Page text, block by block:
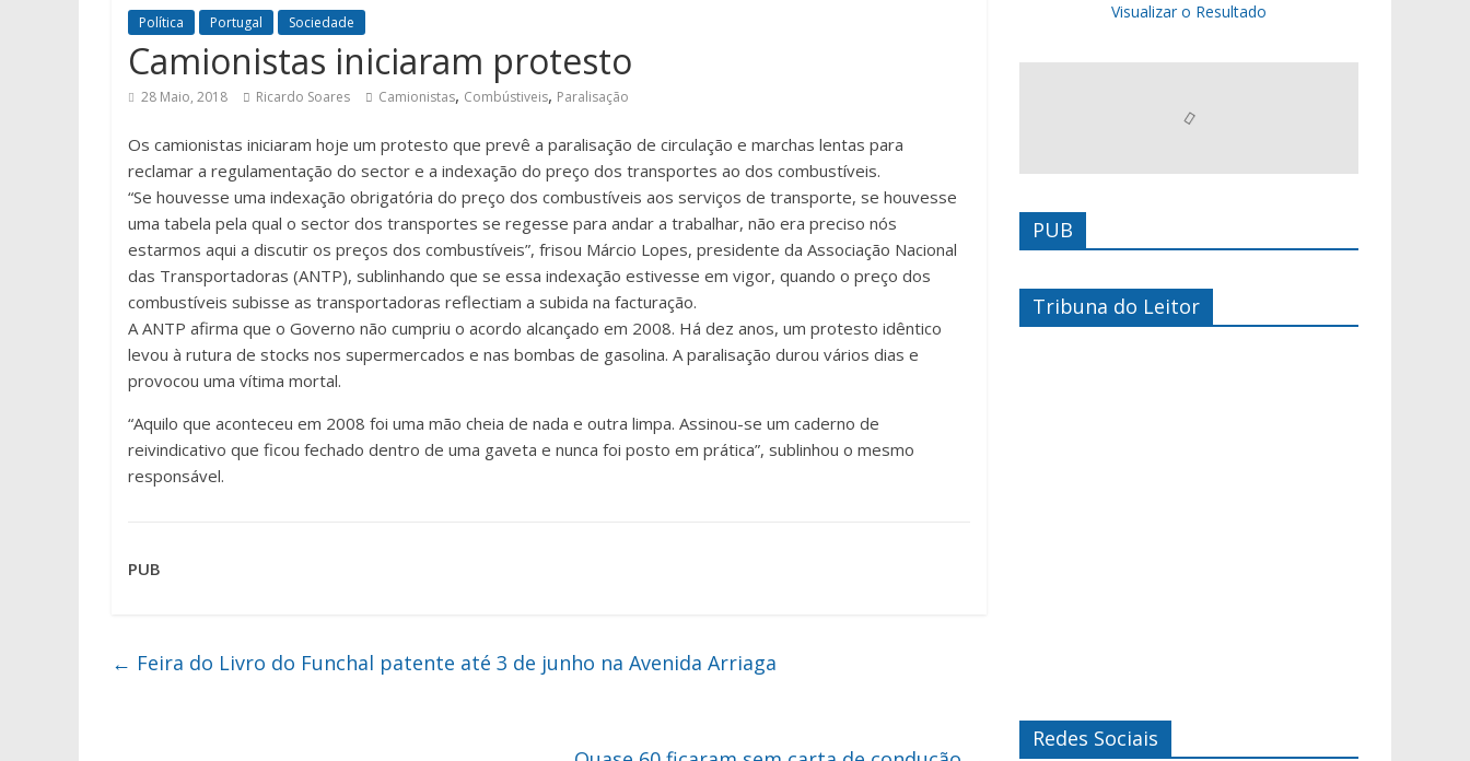
Política Portugal Sociedade
Camionistas iniciaram protesto
28 Maio, 2018 Ricardo Soares Camionistas, Combústiveis, Paralisação
Os camionistas iniciaram hoje um protesto que prevê a paralisação de circulação e marchas lentas para
reclamar a regulamentação do sector e a indexação do preço dos transportes ao dos combustíveis.
“Se houvesse uma indexação obrigatória do preço dos combustíveis aos serviços de transporte, se houvesse
uma tabela pela qual o sector dos transportes se regesse para andar a trabalhar, não era preciso nós
estarmos aqui a discutir os preços dos combustíveis”, frisou Márcio Lopes, presidente da Associação Nacional
das Transportadoras (ANTP), sublinhando que se essa indexação estivesse em vigor, quando o preço dos
combustíveis subisse as transportadoras reflectiam a subida na facturação.
A ANTP afirma que o Governo não cumpriu o acordo alcançado em 2008. Há dez anos, um protesto idêntico
levou à rutura de stocks nos supermercados e nas bombas de gasolina. A paralisação durou vários dias e
provocou uma vítima mortal.
“Aquilo que aconteceu em 2008 foi uma mão cheia de nada e outra limpa. Assinou-se um caderno de
reivindicativo que ficou fechado dentro de uma gaveta e nunca foi posto em prática”, sublinhou o mesmo
responsável.
PUB
← Feira do Livro do Funchal patente até 3 de junho na Avenida Arriaga
Visualizar o Resultado
PUB
Tribuna do Leitor
Redes Sociais